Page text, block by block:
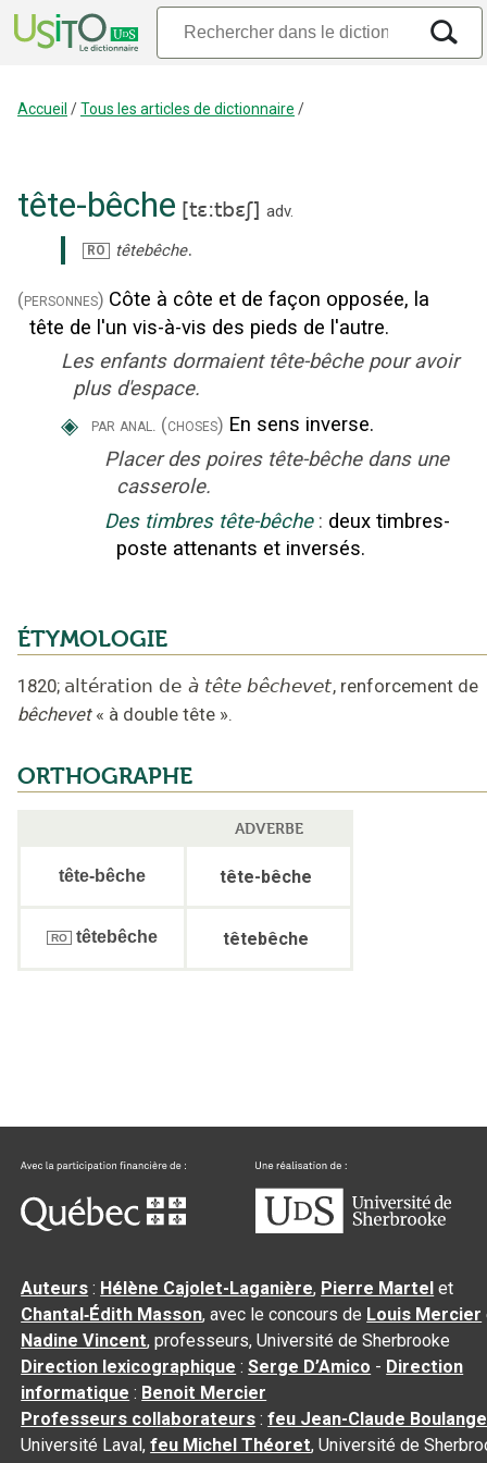
Accueil /Tous les articles de dictionnaire /
tête-bêche [tɛ:tbɛʃ] adv.
RO têtebêche.
(personnes) Côte à côte et de façon opposée, la
tête de l'un vis-à-vis des pieds de l'autre.
Les enfants dormaient tête-bêche pour avoir
plus d'espace.
◈ par anal. (choses) En sens inverse.
Placer des poires tête-bêche dans une
casserole.
Des timbres tête-bêche : deux timbres-
poste attenants et inversés.
ÉTYMOLOGIE
1820; altération de à tête bêchevet, renforcement de
bêchevet « à double tête ».
ORTHOGRAPHE
ADVERBE
tête-bêche tête-bêche
RO têtebêche têtebêche
Auteurs : Hélène Cajolet-Laganière, Pierre Martel et
Chantal‑Édith Masson, avec le concours de Louis Mercier
Nadine Vincent, professeurs, Université de Sherbrooke
Direction lexicographique :Serge D’Amico - Direction
informatique : Benoit Mercier
Professeurs collaborateurs :feu Jean-Claude
Université Laval,feu Michel Théoret, Université de